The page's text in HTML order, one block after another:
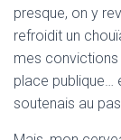
presque, on y
refroidit un
mes
place publique…
soutenais au